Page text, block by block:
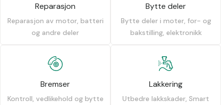
Reparasjon
Reparasjon av motor, batteri
og andre deler
Bytte deler
Bytte deler i moter, for- og
bakstilling, elektronikk
Bremser
Kontroll, vedlikehold og bytte
Lakkering
Utbedre lakkskader, Smart